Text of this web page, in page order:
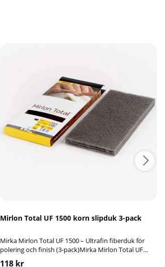
Mirlon Total UF 1500 korn slipduk 3-pack
Mirka Mirlon Total UF 1500 – Ultrafin fiberduk för
polering och finish (3-pack)Mirka Mirlon Total UF
1500 är en ultrafin fiberduk utvecklad för
118 kr